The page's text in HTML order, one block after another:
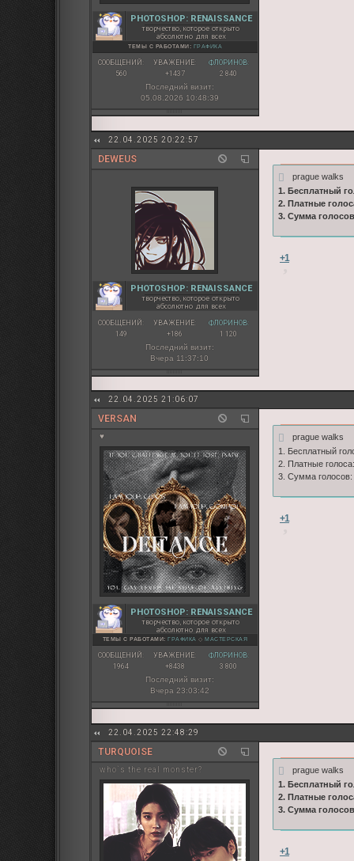
PHOTOSHOP: RENAISSANCE
творчество, которое открыто
абсолютно для всех
ТЕМЫ С РАБОТАМИ: ГРАФИКА
СООБЩЕНИЙ:
560
УВАЖЕНИЕ:
+1437
ФЛОРИНОВ:
2 840
Последний визит:
05.08.2026 10:48:39
22.04.2025 20:22:57
DEWEUS
PHOTOSHOP: RENAISSANCE
творчество, которое открыто
абсолютно для всех
СООБЩЕНИЙ:
149
УВАЖЕНИЕ:
+186
ФЛОРИНОВ:
1 120
Последний визит:
Вчера 11:37:10
prague walks
1. Бесплатный
2. Платные
3. Сумма
+1
22.04.2025 21:06:07
VERSAN
♥
PHOTOSHOP: RENAISSANCE
творчество, которое открыто
абсолютно для всех
ТЕМЫ С РАБОТАМИ: ГРАФИКА ◇ МАСТЕРСКАЯ
СООБЩЕНИЙ:
1964
УВАЖЕНИЕ:
+8438
ФЛОРИНОВ:
3 800
Последний визит:
Вчера 23:03:42
prague walks
1. Бесплатный
2. Платные
3. Сумма голосов:
+1
22.04.2025 22:48:29
TURQUOISE
who`s the real monster?
prague walks
1. Бесплатный
2. Платные
3. Сумма
+1